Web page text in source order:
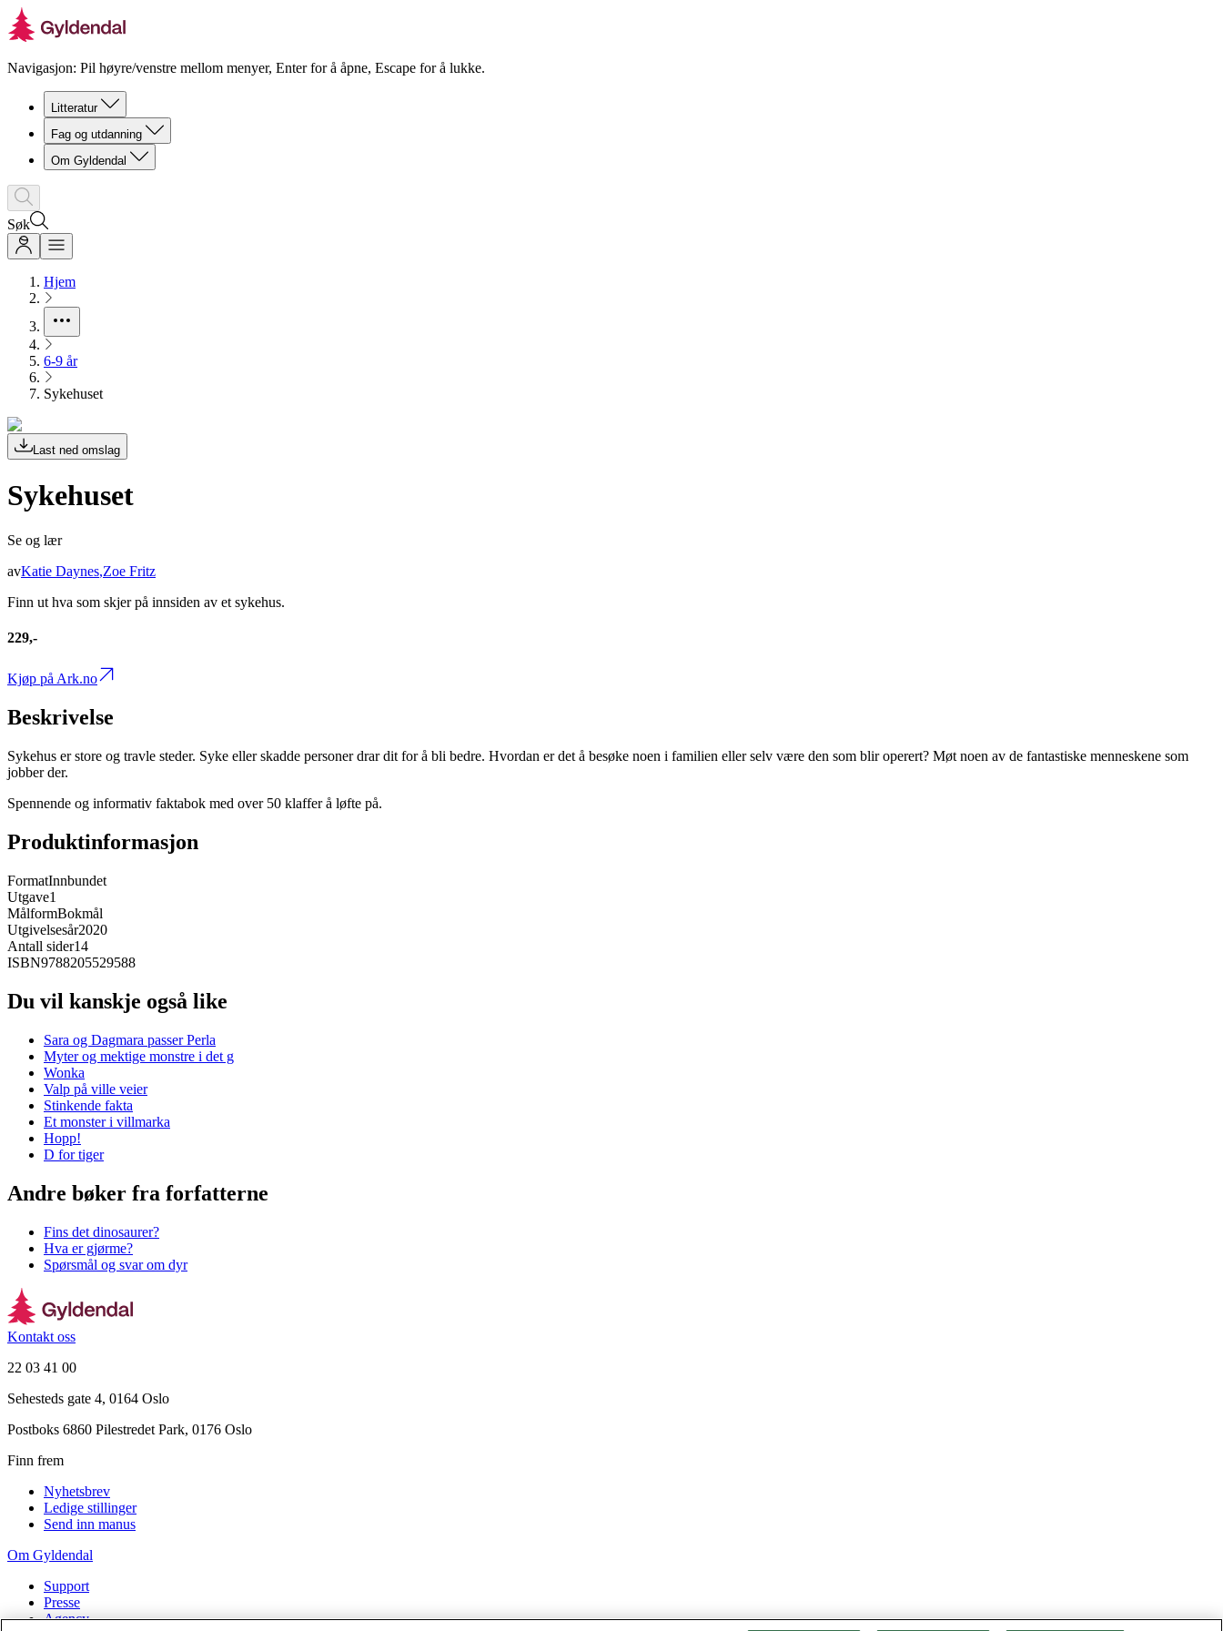
Navigasjon: Pil høyre/venstre mellom menyer, Enter for å åpne, Escape for å lukke.
Litteratur
Fag og utdanning
Om Gyldendal
Søk
Hjem
6-9 år
Sykehuset
Last ned omslag
Sykehuset
Se og lær
avKatie Daynes,Zoe Fritz
Finn ut hva som skjer på innsiden av et sykehus.
229,-
Kjøp på Ark.no
Beskrivelse
Sykehus er store og travle steder. Syke eller skadde personer drar dit for å bli bedre. Hvordan er det å besøke noen i familien eller selv være den som blir operert? Møt noen av de fantastiske menneskene som
jobber der.
Spennende og informativ faktabok med over 50 klaffer å løfte på.
Produktinformasjon
FormatInnbundet
Utgave1
MålformBokmål
Utgivelsesår2020
Antall sider14
ISBN9788205529588
Du vil kanskje også like
Sara og Dagmara passer Perla
Myter og mektige monstre i det g
Wonka
Valp på ville veier
Stinkende fakta
Et monster i villmarka
Hopp!
D for tiger
Andre bøker fra forfatterne
Fins det dinosaurer?
Hva er gjørme?
Spørsmål og svar om dyr
Kontakt oss
22 03 41 00
Sehesteds gate 4, 0164 Oslo
Postboks 6860 Pilestredet Park, 0176 Oslo
Finn frem
Nyhetsbrev
Ledige stillinger
Send inn manus
Om Gyldendal
Support
Presse
Agency